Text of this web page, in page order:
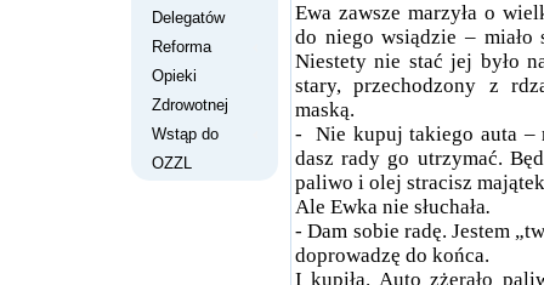
Delegatów
Reforma
Opieki
Zdrowotnej
Wstąp do
OZZL
Ewa zawsze marzyła o
do niego wsiądzie – miało
Niestety nie stać jej było
stary, przechodzony z
maską.
-
Nie kupuj takiego auta
dasz rady go utrzymać.
paliwo i olej stracisz
Ale Ewka nie słuchała.
-Dam sobie radę. Jestem
doprowadzę do końca.
I kupiła. Auto zżerało